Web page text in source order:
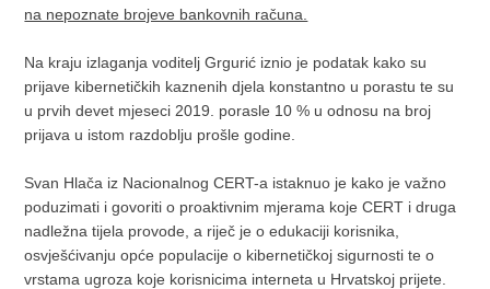
na nepoznate brojeve bankovnih računa.
Na kraju izlaganja voditelj Grgurić iznio je podatak kako su
prijave kibernetičkih kaznenih djela konstantno u porastu te su
u prvih devet mjeseci 2019. porasle 10 % u odnosu na broj
prijava u istom razdoblju prošle godine.
Svan Hlača iz Nacionalnog CERT-a istaknuo je kako je važno
poduzimati i govoriti o proaktivnim mjerama koje CERT i druga
nadležna tijela provode, a riječ je o edukaciji korisnika,
osvješćivanju opće populacije o kibernetičkoj sigurnosti te o
vrstama ugroza koje korisnicima interneta u Hrvatskoj prijete.